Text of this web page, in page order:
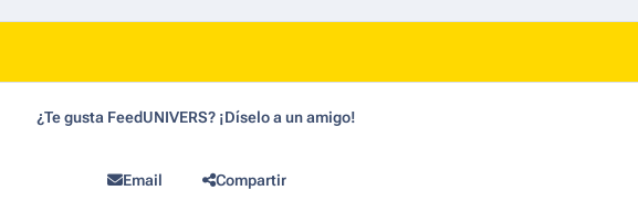
¿Te gusta FeedUNIVERS? ¡Díselo a un amigo!
Email Compartir